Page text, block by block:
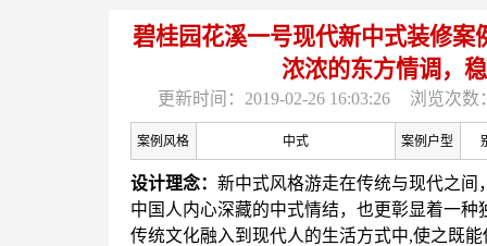
碧桂园花溪一号现代新中式装修案
浓浓的东方情调，
更新时间：2019-02-26 16:03:26 浏览次数
案例风格 中式 案例户型
设计理念： 新中式风格游走在传统与现代之间
中国人内心深藏的中式情结，也更彰显着一种
传统文化融入到现代人的生活方式中,使之既